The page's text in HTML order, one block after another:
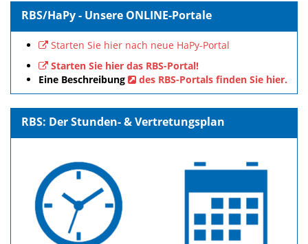
RBS/HaPy - Unsere ONLINE-Portale
Starten Sie hier nach neue HaPy-Portal
Starten Sie hier das RBS-Portal!
Eine Beschreibung
des RBS-Portals finden Sie hier.
RBS: Der Stunden- & Vertretungsplan